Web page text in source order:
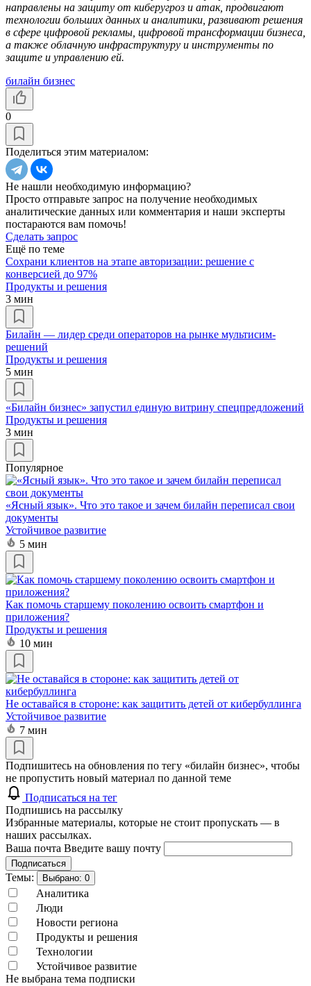
направлены на защиту от киберугроз и атак, продвигают
технологии больших данных и аналитики, развивают решения
в сфере цифровой рекламы, цифровой трансформации бизнеса,
а также облачную инфраструктуру и инструменты по
защите и управлению ей.
билайн бизнес
0
Поделиться этим материалом:
Не нашли необходимую информацию?
Просто отправьте запрос на получение необходимых
аналитические данных или комментария и наши эксперты
постараются вам помочь!
Сделать запрос
Ещё по теме
Cохрани клиентов на этапе авторизации: решение с
конверсией до 97%
Продукты и решения
3 мин
Билайн — лидер среди операторов на рынке мультисим-
решений
Продукты и решения
5 мин
«Билайн бизнес» запустил единую витрину спецпредложений
Продукты и решения
3 мин
Популярное
«Ясный язык». Что это такое и зачем билайн переписал свои
документы
Устойчивое развитие
5 мин
Как помочь старшему поколению освоить смартфон и
приложения?
Продукты и решения
10 мин
Не оставайся в стороне: как защитить детей от кибербуллинга
Устойчивое развитие
7 мин
Подпишитесь на обновления по тегу «билайн бизнес», чтобы
не пропустить новый материал по данной теме
Подписаться на тег
Подпишись на рассылку
Избранные материалы, которые не стоит пропускать — в
наших рассылках.
Ваша почта Введите вашу почту
Подписаться
Темы: Выбрано: 0
Аналитика
Люди
Новости региона
Продукты и решения
Технологии
Устойчивое развитие
Не выбрана тема подписки